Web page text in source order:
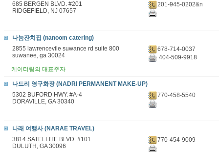
685 BERGEN BLVD. #201
RIDGEFIELD, NJ 07657
201-945-0202&n
나눔잔치집 (nanoom catering)
2855 lawrencevile suwance rd suite 800
suwanee, ga 30024
678-714-0037
404-509-9918
케이터링의 대표주자
나드리 영구화장 (NADRI PERMANENT MAKE-UP)
5302 BUFORD HWY. #A-4
DORAVILLE, GA 30340
770-458-5540
나래 여행사 (NARAE TRAVEL)
3814 SATELLITE BLVD. #101
DULUTH, GA 30096
770-454-9009